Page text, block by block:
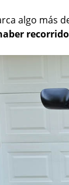
algo más